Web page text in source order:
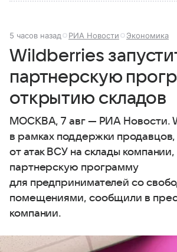
5 часов назад РИА Новости Экономика
Wildberries
партнерскую
открытию складов
МОСКВА, 7 авг — РИА Новости.
в рамках поддержки
от атак ВСУ на склады компании,
партнерскую программу
для предпринимателей со
помещениями, сообщили в
компании.